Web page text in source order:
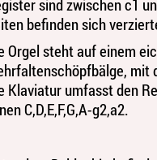
sind zwischen c1
befinden sich
Orgel steht auf einem
mit
Klaviatur umfasst den
C,D,E,F,G,A-g2,a2.